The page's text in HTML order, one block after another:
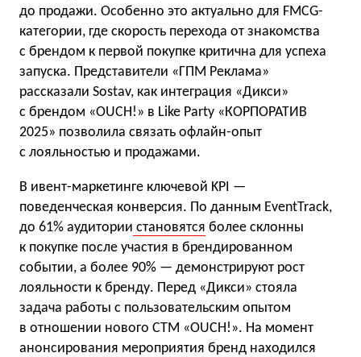
до продажи. Особенно это актуально для FMCG-
категории, где скорость перехода от знакомства
с брендом к первой покупке критична для успеха
запуска. Представители «ГПМ Реклама»
рассказали Sostav, как интеграция «Дикси»
с брендом «OUCH!» в Like Party «КОРПОРАТИВ
2025» позволила связать офлайн-опыт
с лояльностью и продажами.
В ивент-маркетинге ключевой KPI —
поведенческая конверсия. По данным EventTrack,
до 61% аудитории становятся более склонны
к покупке после участия в брендированном
событии, а более 90% — демонстрируют рост
лояльности к бренду. Перед «Дикси» стояла
задача работы с пользовательским опытом
в отношении нового СТМ «OUCH!». На момент
анонсирования мероприятия бренд находился